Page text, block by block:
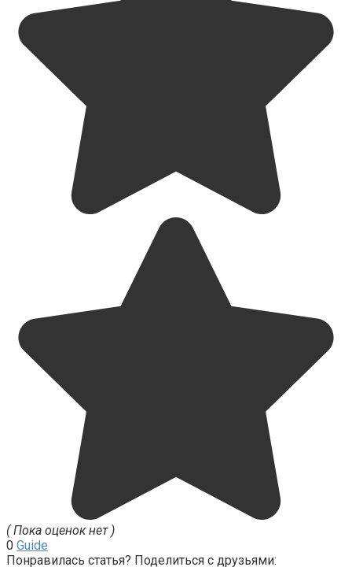
( Пока оценок нет )
0 Guide
Понравилась статья? Поделиться с друзьями: